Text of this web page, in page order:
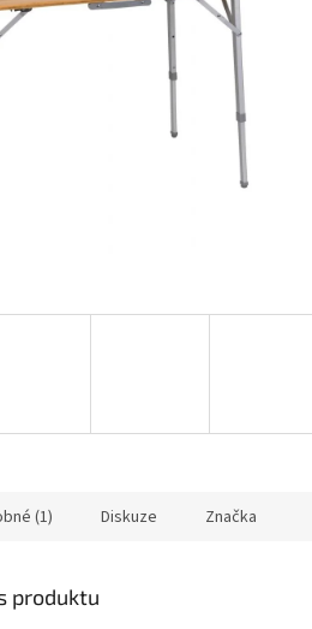
(1) Diskuze Značka
produktu